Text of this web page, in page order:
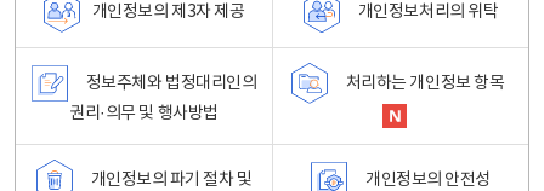
개인정보의 제3자 제공 개인정보처리의 위탁
정보주체와 법정대리인의
권리·의무 및 행사방법
처리하는 개인정보 항목
개인정보의 파기 절차 및
개인정보의 안전성